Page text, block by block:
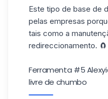
Este tipo de base de
pelas empresas
tais como a
redireccionamento. 🧲
Ferramenta #5
livre de chumbo